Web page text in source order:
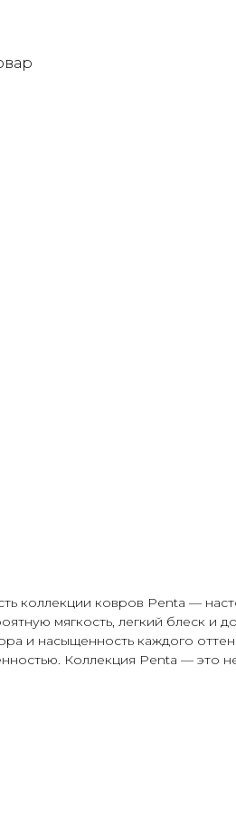
коллекции ковров Penta —
мягкость, легкий блеск и
и насыщенность каждого
Коллекция Penta — это